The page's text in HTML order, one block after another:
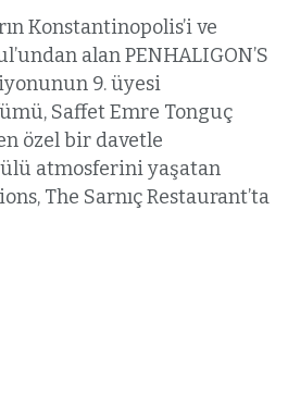
Konstantinopolis’i ve
alan PENHALIGON’S
9. üyesi
Saffet Emre Tonguç
özel bir davetle
atmosferini yaşatan
The Sarnıç Restaurant’ta